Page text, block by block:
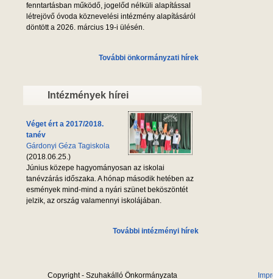
fenntartásban működő, jogelőd nélküli alapítással
létrejövő óvoda köznevelési intézmény alapításáról
döntött a 2026. március 19-i ülésén.
További önkormányzati hírek
Intézmények hírei
Véget ért a 2017/2018.
tanév
Gárdonyi Géza Tagiskola
(2018.06.25.)
Június közepe hagyományosan az iskolai
tanévzárás időszaka. A hónap második hetében az
esmények mind-mind a nyári szünet beköszöntét
jelzik, az ország valamennyi iskolájában.
További intézményi hírek
Copyright - Szuhakálló Önkormányzata